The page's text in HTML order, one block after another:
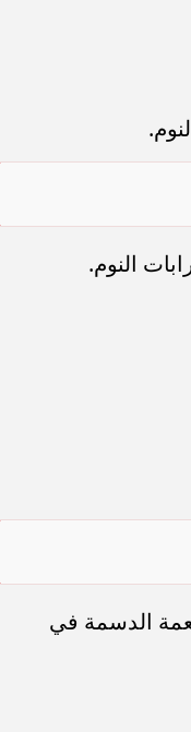
النوم.
الدسمة في